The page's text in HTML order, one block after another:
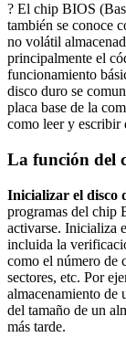
? El chip BIOS
también se conoce
no volátil
principalmente el
funcionamiento
disco duro se
placa base de la
como leer y escribir
La función del
Inicializar el disco
programas del chip
activarse. Inicializa
incluida la
como el número de
sectores, etc. Por
almacenamiento de
del tamaño de un
más tarde.